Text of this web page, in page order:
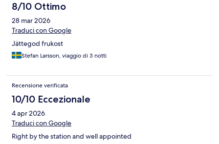
8/10 Ottimo
28 mar 2026
Traduci con Google
Jättegod frukost
Stefan Larsson, viaggio di 3 notti
Recensione verificata
10/10 Eccezionale
4 apr 2026
Traduci con Google
Right by the station and well appointed